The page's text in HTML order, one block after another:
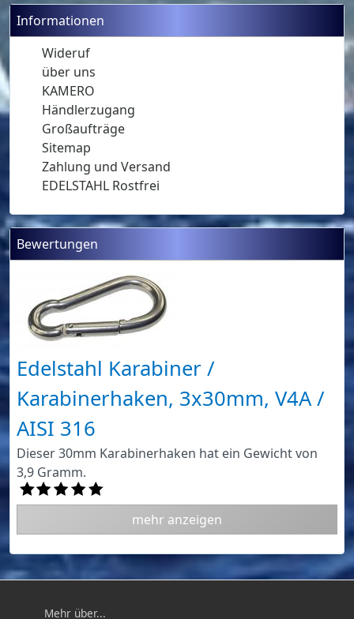
Informationen
Wideruf
über uns
KAMERO
Händlerzugang
Großaufträge
Sitemap
Zahlung und Versand
EDELSTAHL Rostfrei
Bewertungen
Edelstahl Karabiner /
Karabinerhaken, 3x30mm, V4A /
AISI 316
Dieser 30mm Karabinerhaken hat ein Gewicht von
3,9 Gramm.
mehr anzeigen
Mehr über...